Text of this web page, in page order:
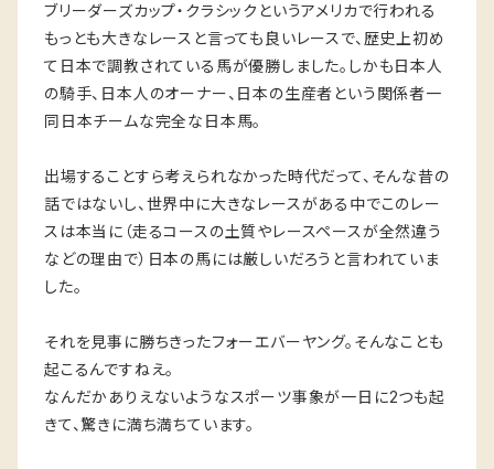
ブリーダーズカップ・クラシックというアメリカで行われる
もっとも大きなレースと言っても良いレースで、歴史上初め
て日本で調教されている馬が優勝しました。しかも日本人
の騎手、日本人のオーナー、日本の生産者という関係者一
同日本チームな完全な日本馬。
出場することすら考えられなかった時代だって、そんな昔の
話ではないし、世界中に大きなレースがある中でこのレー
スは本当に（走るコースの土質やレースペースが全然違う
などの理由で）日本の馬には厳しいだろうと言われていま
した。
それを見事に勝ちきったフォーエバーヤング。そんなことも
起こるんですねえ。
なんだかありえないようなスポーツ事象が一日に2つも起
きて、驚きに満ち満ちています。